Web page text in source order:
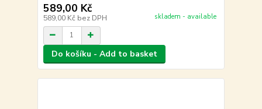
589,00 Kč
589,00 Kč bez DPH skladem - available
Do košíku - Add to basket